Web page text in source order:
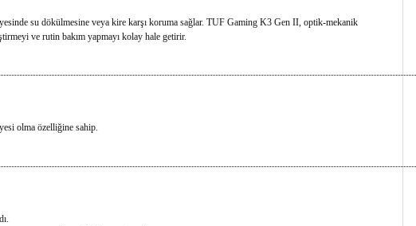
su dökülmesine veya kire karşı koruma sağlar. TUF Gaming K3 Gen II, optik-mekanik
ve rutin bakım yapmayı kolay hale getirir.
olma özelliğine sahip.